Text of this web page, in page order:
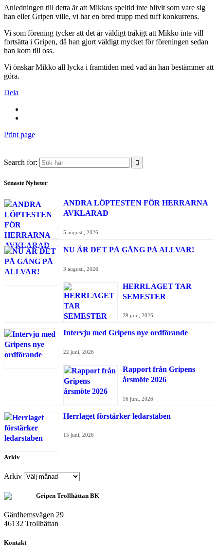
Anledningen till detta är att Mikkos speltid inte blivit som vare sig
han eller Gripen ville, vi har en bred trupp med tuff konkurrens.
Vi som förening tycker att det är väldigt tråkigt att Mikko inte vill
fortsätta i Gripen, då han gjort väldigt mycket för föreningen sedan
han kom till oss.
Vi önskar Mikko all lycka i framtiden med vad än han bestämmer att
göra.
Dela
Print page
Search for:
Senaste Nyheter
ANDRA LÖPTESTEN FÖR HERRARNA
AVKLARAD
5 augusti, 2026
NU ÄR DET PÅ GÅNG PÅ ALLVAR!
3 augusti, 2026
HERRLAGET TAR
SEMESTER
29 juni, 2026
Intervju med Gripens nye ordförande
22 juni, 2026
Rapport från Gripens
årsmöte 2026
16 juni, 2026
Herrlaget förstärker ledarstaben
15 juni, 2026
Arkiv
Arkiv
Gripen Trollhättan BK
Gärdhemsvägen 29
46132 Trollhättan
Kontakt